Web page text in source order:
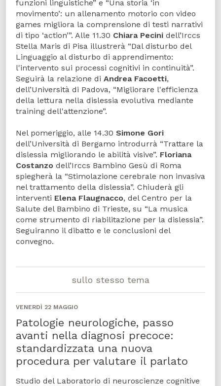
funzioni linguistiche” e “Una storia ‘in
movimento’: un allenamento motorio con video
games migliora la comprensione di testi narrativi
di tipo ‘action’”. Alle 11.30 Chiara Pecini dell’Irccs
Stella Maris di Pisa illustrerà “Dal disturbo del
Linguaggio al disturbo di apprendimento:
l'intervento sui processi cognitivi in continuità”.
Seguirà la relazione di Andrea Facoetti,
dell’Università di Padova, “Migliorare l'efficienza
della lettura nella dislessia evolutiva mediante
training dell'attenzione”.
Nel pomeriggio, alle 14.30 Simone Gori
dell’Università di Bergamo introdurrà “Trattare la
dislessia migliorando le abilità visive”. Floriana
Costanzo dell’Irccs Bambino Gesù di Roma
spiegherà la “Stimolazione cerebrale non invasiva
nel trattamento della dislessia”. Chiuderà gli
interventi Elena Flaugnacco, del Centro per la
Salute del Bambino di Trieste, su “La musica
come strumento di riabilitazione per la dislessia”.
Seguiranno il dibatto e le conclusioni del
convegno.
sullo stesso tema
VENERDÌ 22 MAGGIO
Patologie neurologiche, passo
avanti nella diagnosi precoce:
standardizzata una nuova
procedura per valutare il parlato
Studio del Laboratorio di neuroscienze cognitive